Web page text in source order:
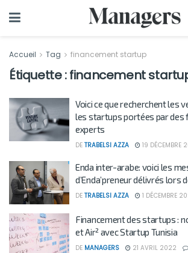
Accueil Tag financement startup
Étiquette :financement
Voici ce que recherchent les
les startups portées par des
experts
DE TRABELSI AZZA 19 DÉCEMBRE
Enda inter-arabe: voici les
d’Enda’preneur délivrés lors
DE TRABELSI AZZA 1 DÉCEMBRE
Financement des startups :
et Air² avec Startup Tunisia
DE MANAGERS 21 AVRIL 2022